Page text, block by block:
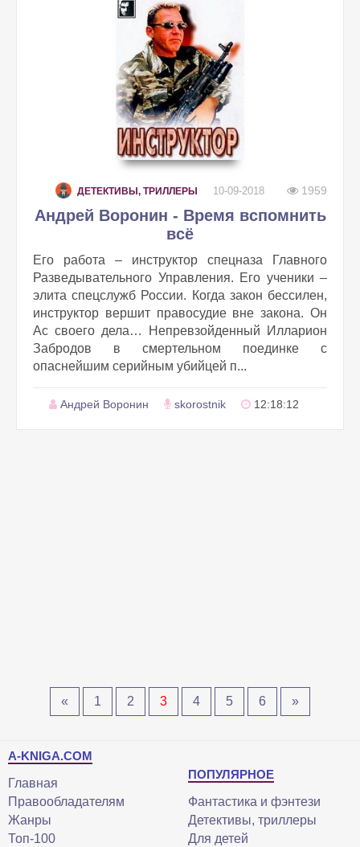
ДЕТЕКТИВЫ, ТРИЛЛЕРЫ 10-09-2018 1959
Андрей Воронин - Время вспомнить
всё
Его работа – инструктор спецназа Главного
Разведывательного Управления. Его ученики –
элита спецслужб России. Когда закон бессилен,
инструктор вершит правосудие вне закона. Он
Ас своего дела… Непревзойденный Илларион
Забродов в смертельном поединке с
опаснейшим серийным убийцей п...
Андрей Воронин skorostnik 12:18:12
« 1 2 3 4 5 6 »
A-KNIGA.COM
Главная
Правообладателям
Жанры
Топ-100
ПОПУЛЯРНОЕ
Фантастика и фэнтези
Детективы, триллеры
Для детей